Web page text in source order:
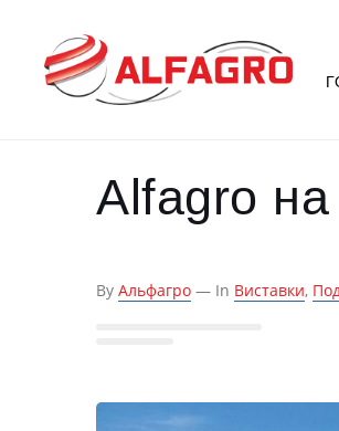
Alfagro на
By Альфагро — In Виставки,